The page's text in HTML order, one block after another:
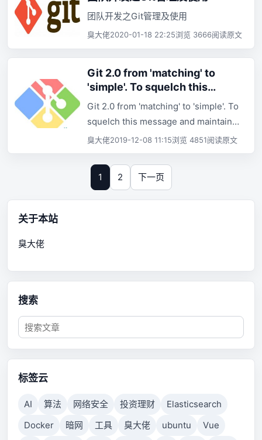
团队开发之Git管理及使用
臭大佬2020-01-18 22:25浏览 3666阅读原文
Git 2.0 from 'matching' to
'simple'. To squelch this
message
Git 2.0 from 'matching' to 'simple'. To
squelch this message and maintain
the traditional behavior, use:
臭大佬2019-12-08 11:15浏览 4851阅读原文
1 2 下一页
关于本站
臭大佬
搜索
标签云
AI 算法 网络安全 投资理财
Elasticsearch
Docker
暗网 工具 臭大佬 ubuntu
Vue